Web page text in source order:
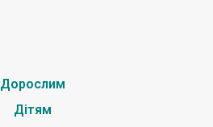
Дорослим
Дітям